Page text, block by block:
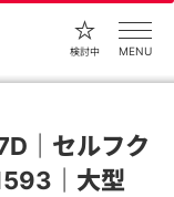
検討中 MENU
｜セルフク
｜大型